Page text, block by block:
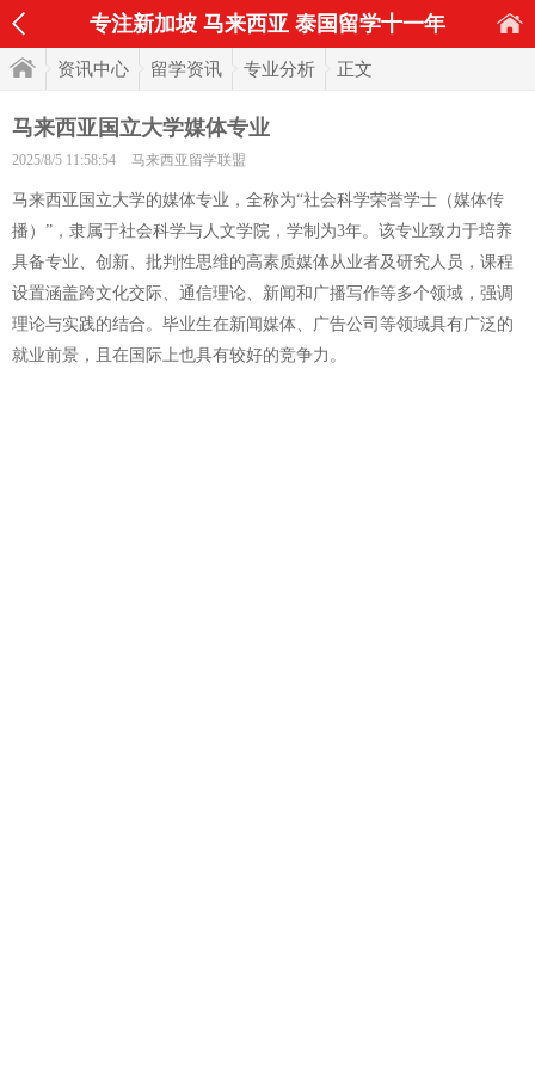
专注新加坡 马来西亚 泰国留学十一年
资讯中心 留学资讯 专业分析 正文
马来西亚国立大学媒体专业
2025/8/5 11:58:54 马来西亚留学联盟
马来西亚国立大学的媒体专业，全称为“社会科学荣誉学士（媒体传
播）”，隶属于社会科学与人文学院，学制为3年。该专业致力于培养
具备专业、创新、批判性思维的高素质媒体从业者及研究人员，课程
设置涵盖跨文化交际、通信理论、新闻和广播写作等多个领域，强调
理论与实践的结合。毕业生在新闻媒体、广告公司等领域具有广泛的
就业前景，且在国际上也具有较好的竞争力。